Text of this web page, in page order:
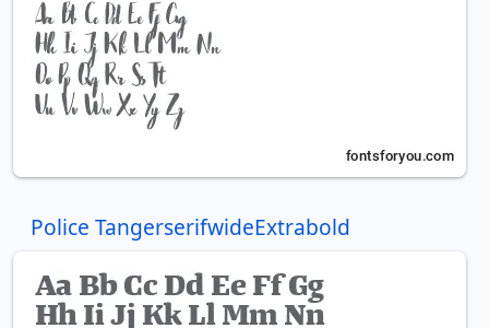
Police TangerserifwideExtrabold